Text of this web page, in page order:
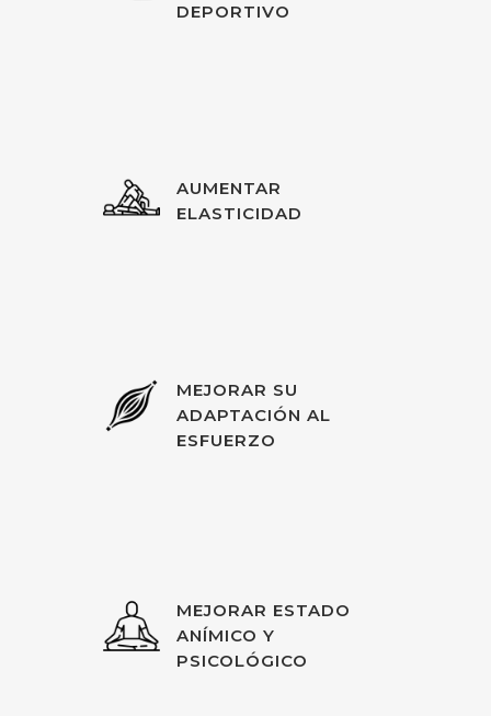
DEPORTIVO
AUMENTAR
ELASTICIDAD
MEJORAR SU
ADAPTACIÓN AL
ESFUERZO
MEJORAR ESTADO
ANÍMICO Y
PSICOLÓGICO